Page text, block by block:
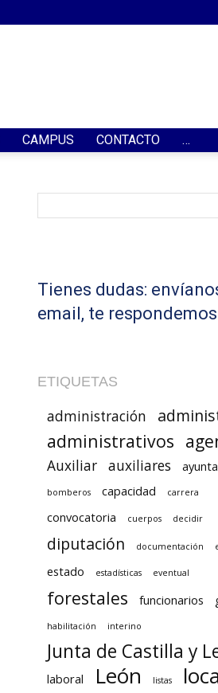
CAMPUS CONTACTO …
Tienes dudas:
email, te
ETIQUETAS
administración
administrativos
Auxiliar auxiliares
bomberos capacidad carrera
convocatoria cuerpos decidir
diputación documentación
estado estadísticas eventual
forestales funcionarios
habilitación interino
Junta de Castilla y
laboral León listas